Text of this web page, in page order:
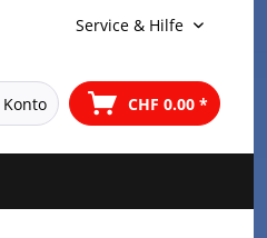
Service & Hilfe
Konto CHF 0.00 *